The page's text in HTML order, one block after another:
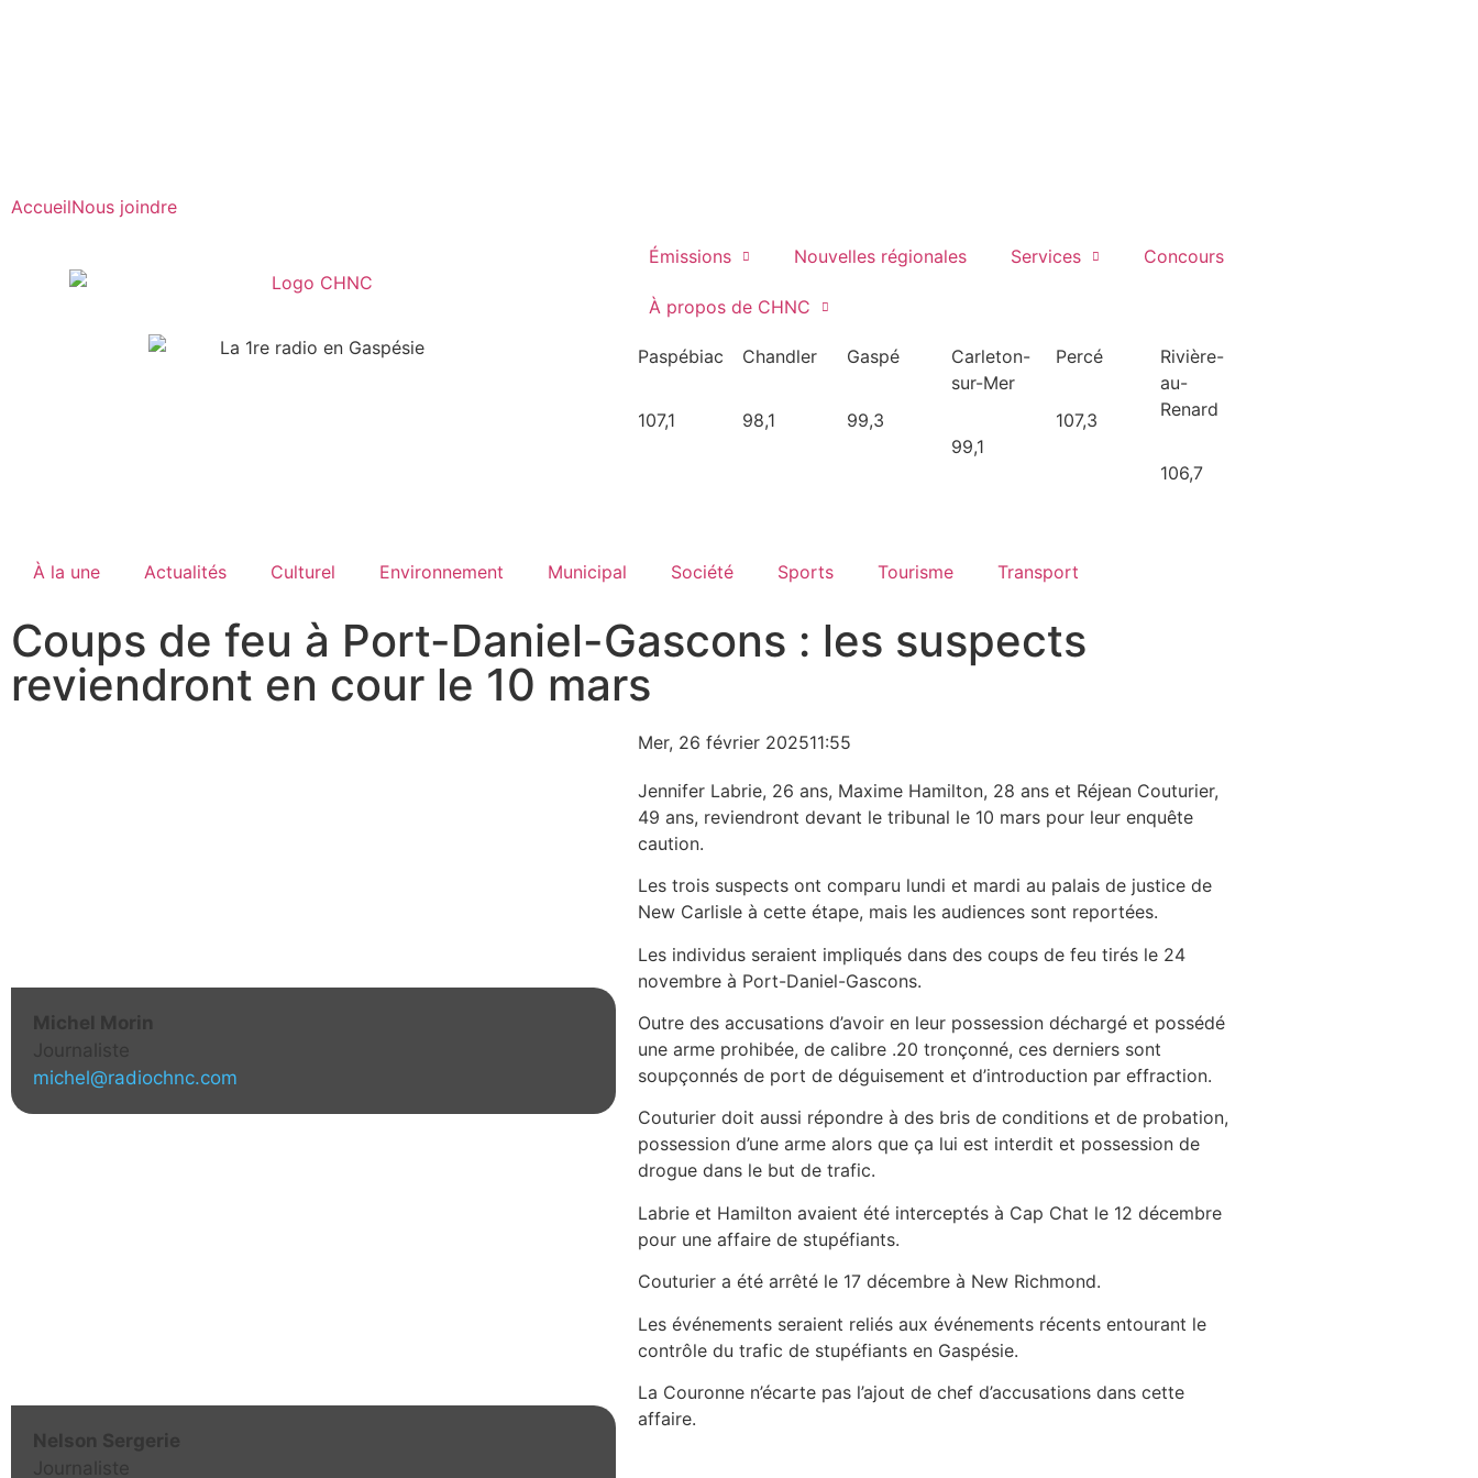
AccueilNous joindre
Émissions Nouvelles régionales Services Concours
À propos de CHNC
Paspébiac
107,1
Chandler
98,1
Gaspé
99,3
Carleton-
sur-Mer
99,1
Percé
107,3
Rivière-
au-
Renard
106,7
À la une Actualités Culturel Environnement Municipal Société Sports Tourisme Transport
Coups de feu à Port-Daniel-Gascons : les suspects
reviendront en cour le 10 mars
Michel Morin
Journaliste
michel@radiochnc.com
Nelson Sergerie
Journaliste
Mer, 26 février 202511:55
Jennifer Labrie, 26 ans, Maxime Hamilton, 28 ans et Réjean Couturier,
49 ans, reviendront devant le tribunal le 10 mars pour leur enquête
caution.
Les trois suspects ont comparu lundi et mardi au palais de justice de
New Carlisle à cette étape, mais les audiences sont reportées.
Les individus seraient impliqués dans des coups de feu tirés le 24
novembre à Port-Daniel-Gascons.
Outre des accusations d’avoir en leur possession déchargé et possédé
une arme prohibée, de calibre .20 tronçonné, ces derniers sont
soupçonnés de port de déguisement et d’introduction par effraction.
Couturier doit aussi répondre à des bris de conditions et de probation,
possession d’une arme alors que ça lui est interdit et possession de
drogue dans le but de trafic.
Labrie et Hamilton avaient été interceptés à Cap Chat le 12 décembre
pour une affaire de stupéfiants.
Couturier a été arrêté le 17 décembre à New Richmond.
Les événements seraient reliés aux événements récents entourant le
contrôle du trafic de stupéfiants en Gaspésie.
La Couronne n’écarte pas l’ajout de chef d’accusations dans cette
affaire.